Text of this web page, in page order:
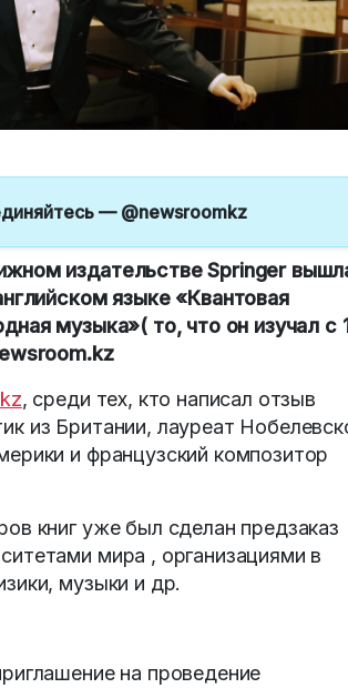
— @newsroomkz
издательстве Springer
языке «Квантовая
музыка»( то, что он изучал с
, среди тех, кто написал отзыв
из Британии, лауреат
и французский композитор
книг уже был сделан предзаказ
мира , организациями в
музыки и др.
на проведение